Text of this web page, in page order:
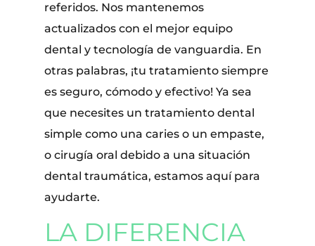
referidos. Nos mantenemos
actualizados con el mejor equipo
dental y tecnología de vanguardia. En
otras palabras, ¡tu tratamiento siempre
es seguro, cómodo y efectivo! Ya sea
que necesites un tratamiento dental
simple como una caries o un empaste,
o cirugía oral debido a una situación
dental traumática, estamos aquí para
ayudarte.
LA DIFERENCIA